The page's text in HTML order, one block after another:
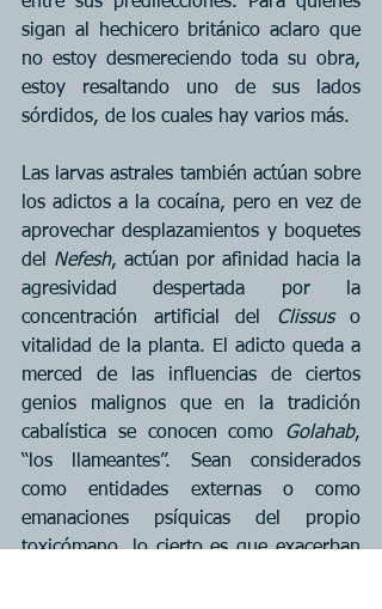
sigan al hechicero británico aclaro que
no estoy desmereciendo toda su obra,
estoy resaltando uno de sus lados
sórdidos, de los cuales hay varios más.
Las larvas astrales también actúan sobre
los adictos a la cocaína, pero en vez de
aprovechar desplazamientos y boquetes
del Nefesh, actúan por afinidad hacia la
agresividad despertada por la
concentración artificial del Clissus o
vitalidad de la planta. El adicto queda a
merced de las influencias de ciertos
genios malignos que en la tradición
cabalística se conocen como Golahab,
“los llameantes”. Sean considerados
como entidades externas o como
emanaciones psíquicas del propio
toxicómano, lo cierto es que exacerban